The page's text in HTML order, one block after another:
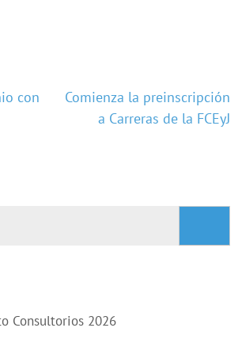
con
Comienza la preinscripción
a Carreras de la FCEyJ
Consultorios 2026